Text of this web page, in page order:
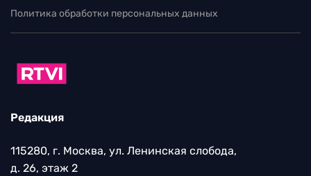
Политика обработки персональных данных
Редакция
115280, г. Москва, ул. Ленинская слобода,
д. 26, этаж 2